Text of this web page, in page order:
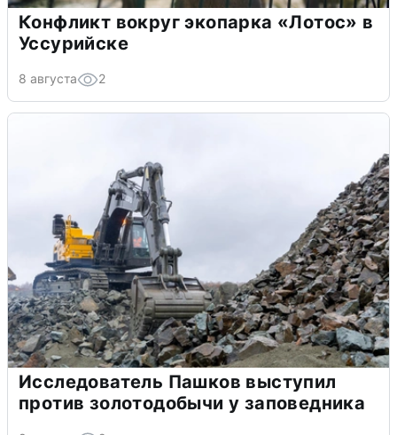
Конфликт вокруг экопарка «Лотос» в
Уссурийске
8 августа 2
Исследователь Пашков выступил
против золотодобычи у заповедника